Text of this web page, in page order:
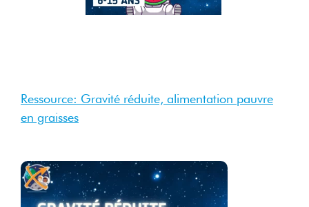
Ressource: Gravité réduite, alimentation pauvre
en graisses